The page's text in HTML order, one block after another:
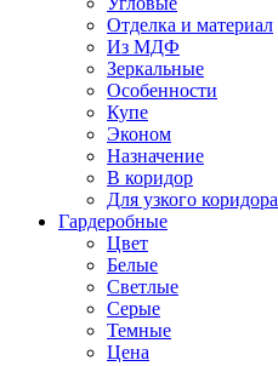
Отделка и материал
Из МДФ
Зеркальные
Особенности
Купе
Эконом
Назначение
В коридор
Для узкого коридора
Гардеробные
Цвет
Белые
Светлые
Серые
Темные
Цена